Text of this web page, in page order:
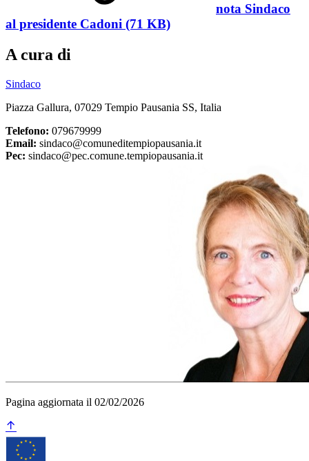
nota Sindaco
al presidente Cadoni (71 KB)
A cura di
Sindaco
Piazza Gallura, 07029 Tempio Pausania SS, Italia
Telefono: 079679999
Email: sindaco@comuneditempiopausania.it
Pec: sindaco@pec.comune.tempiopausania.it
Pagina aggiornata il 02/02/2026